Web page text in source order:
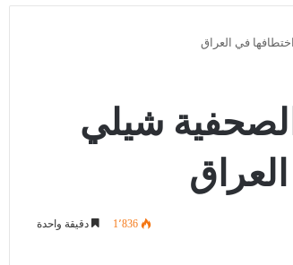
في العراق
شيلي
1٬836 دقيقة واحدة